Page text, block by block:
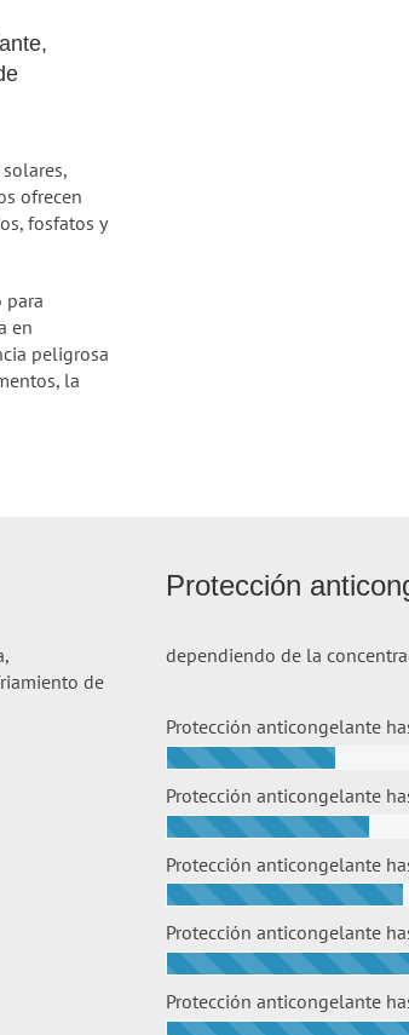
ofrecen
fosfatos y
para
en
peligrosa
la
de
Protección
dependiendo de la
Protección anticongelante
Protección anticongelante
Protección anticongelante
Protección anticongelante
Protección anticongelante